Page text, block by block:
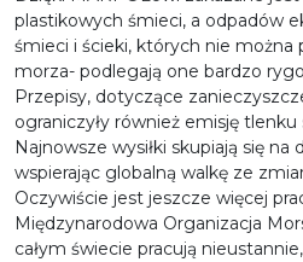
plastikowych śmieci, a odpadów
śmieci i ścieki, których nie można
morza- podlegają one bardzo
Przepisy, dotyczące
ograniczyły również emisję
Najnowsze wysiłki skupiają się na
wspierając globalną walkę ze
Oczywiście jest jeszcze więcej
Międzynarodowa Organizacja
całym świecie pracują